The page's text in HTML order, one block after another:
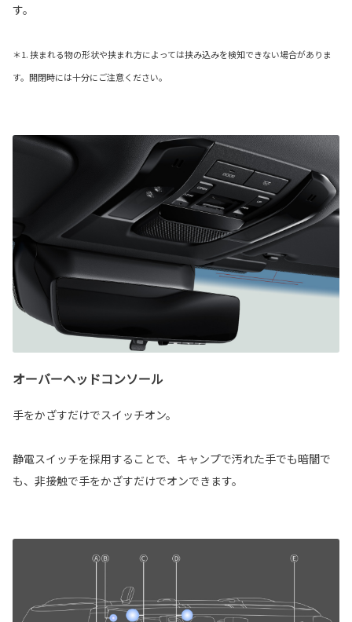
す。
＊1. 挟まれる物の形状や挟まれ方によっては挟み込みを検知できない場合がありま
す。開閉時には十分にご注意ください。
オーバーヘッドコンソール
手をかざすだけでスイッチオン。
静電スイッチを採用することで、キャンプで汚れた手でも暗闇で
も、非接触で手をかざすだけでオンできます。